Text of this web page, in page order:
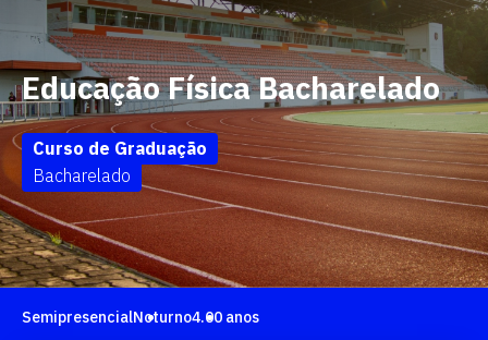
Educação Física Bacharelado
Curso de Graduação
Bacharelado
SemipresencialNoturno4.00 anos